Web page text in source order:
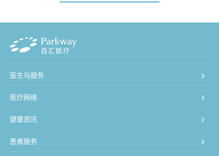
医生与服务
医疗网络
健康资讯
患者服务